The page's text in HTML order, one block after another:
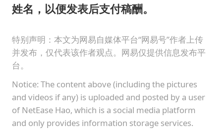
姓名，以便发表后支付稿酬。
特别声明：本文为网易自媒体平台“网易号”作者上传
并发布，仅代表该作者观点。网易仅提供信息发布平
台。
Notice: The content above (including the pictures
and videos if any) is uploaded and posted by a user
of NetEase Hao, which is a social media platform
and only provides information storage services.